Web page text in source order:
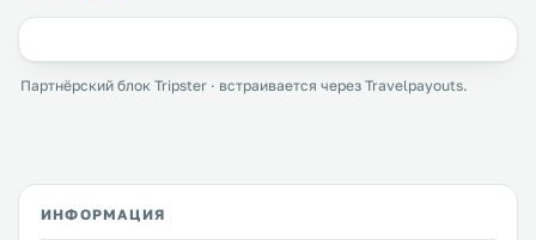
Партнёрский блок Tripster · встраивается через Travelpayouts.
ИНФОРМАЦИЯ